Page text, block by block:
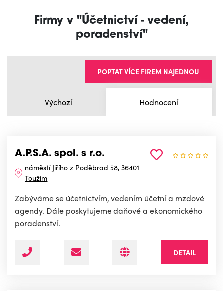
Firmy v "Účetnictví - vedení,
poradenství"
Výchozí Hodnocení
POPTAT VÍCE FIREM NAJEDNOU
A.P.S.A. spol. s r.o.
náměstí Jiřího z Poděbrad 58, 36401
Toužim
Zabýváme se účetnictvím, vedením účetní a mzdové
agendy. Dále poskytujeme daňové a ekonomického
poradenství.
DETAIL